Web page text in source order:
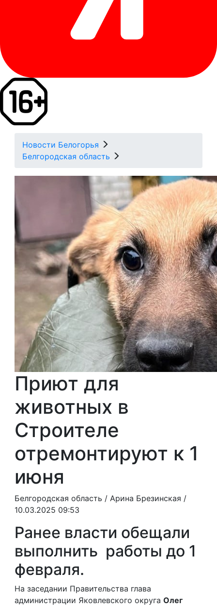
Новости Белогорья
Белгородская область
Приют для
животных в
Строителе
отремонтируют к 1
июня
Белгородская область / Арина Брезинская /
10.03.2025 09:53
Ранее власти обещали
выполнить работы до 1
февраля.
На заседании Правительства глава
администрации Яковлевского округа Олег